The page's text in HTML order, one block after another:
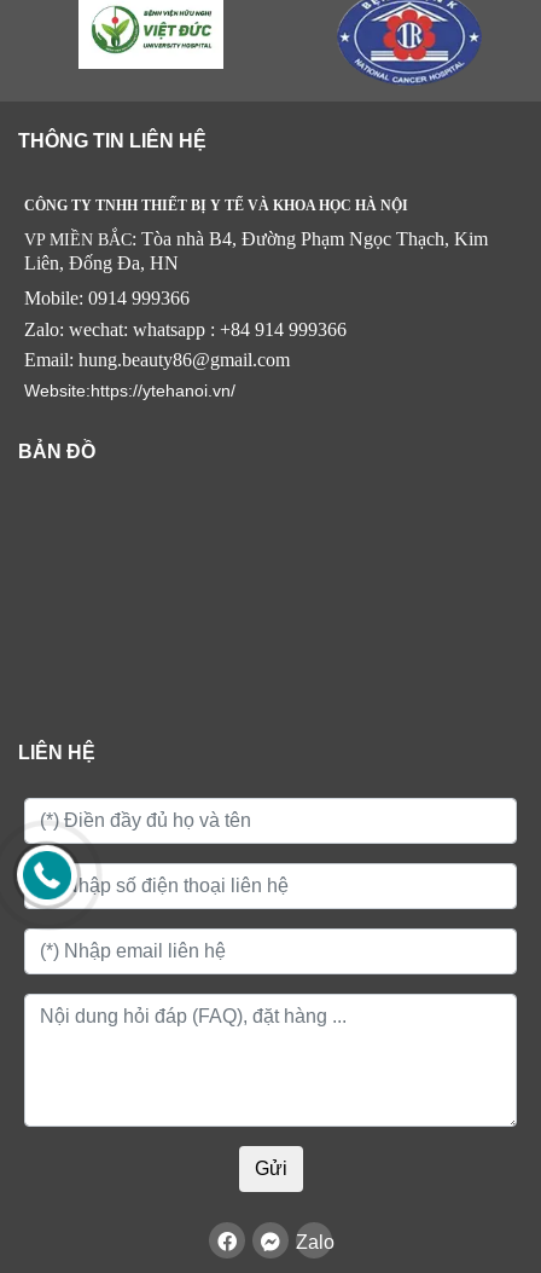
THÔNG TIN LIÊN HỆ
CÔNG TY TNHH THIẾT BỊ Y TẾ VÀ KHOA HỌC HÀ NỘI
VP MIỀN BẮC: Tòa nhà B4, Đường Phạm Ngọc Thạch, Kim
Liên, Đống Đa, HN
Mobile: 0914 999366
Zalo: wechat: whatsapp : +84 914 999366
Email: hung.beauty86@gmail.com
Website:https://ytehanoi.vn/
BẢN ĐỒ
LIÊN HỆ
Gửi
Zalo